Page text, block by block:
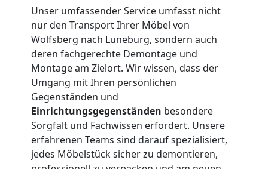
Unser umfassender Service umfasst nicht
nur den Transport Ihrer Möbel von
Wolfsberg nach Lüneburg, sondern auch
deren fachgerechte Demontage und
Montage am Zielort. Wir wissen, dass der
Umgang mit Ihren persönlichen
Gegenständen und
Einrichtungsgegenständen besondere
Sorgfalt und Fachwissen erfordert. Unsere
erfahrenen Teams sind darauf spezialisiert,
jedes Möbelstück sicher zu demontieren,
Wolfsberg
Küchenumzug
Wolfsberg
Umzug